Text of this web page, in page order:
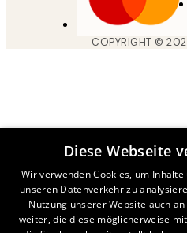
COPYRIGHT ©
Diese Webseite
Wir verwenden Cookies, um
unseren Datenverkehr zu
Nutzung unserer Website auch
weiter, die diese möglicherweise